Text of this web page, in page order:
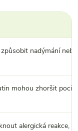
nadýmání nebo
mohou zhoršit pocit
alergická reakce,